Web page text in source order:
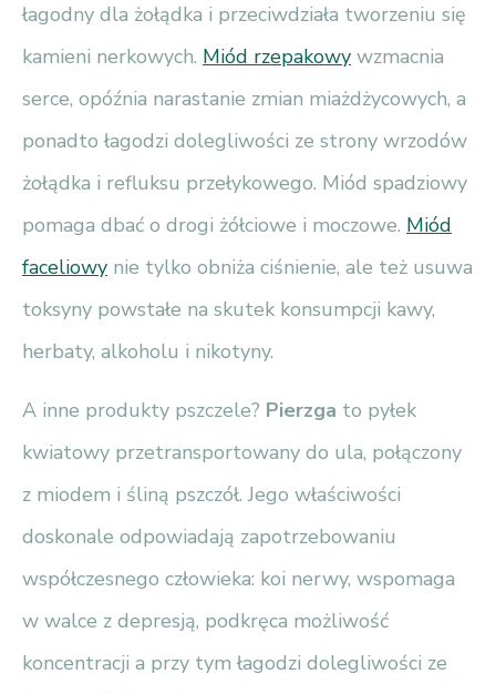
łagodny dla żołądka i przeciwdziała tworzeniu się
kamieni nerkowych. Miód rzepakowy wzmacnia
serce, opóźnia narastanie zmian miażdżycowych, a
ponadto łagodzi dolegliwości ze strony wrzodów
żołądka i refluksu przełykowego. Miód spadziowy
pomaga dbać o drogi żółciowe i moczowe. Miód
faceliowy nie tylko obniża ciśnienie, ale też usuwa
toksyny powstałe na skutek konsumpcji kawy,
herbaty, alkoholu i nikotyny.
A inne produkty pszczele? Pierzga to pyłek
kwiatowy przetransportowany do ula, połączony
z miodem i śliną pszczół. Jego właściwości
doskonale odpowiadają zapotrzebowaniu
współczesnego człowieka: koi nerwy, wspomaga
w walce z depresją, podkręca możliwość
koncentracji a przy tym łagodzi dolegliwości ze